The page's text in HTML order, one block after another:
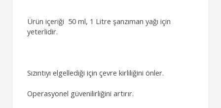
Ürün içeriği 50 ml, 1 Litre şanzıman yağı için
yeterlidir.
Sızıntıyı elgellediği için çevre kirliliğini önler.
Operasyonel güvenilirliğini artırır.